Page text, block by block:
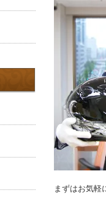
まずはお気軽